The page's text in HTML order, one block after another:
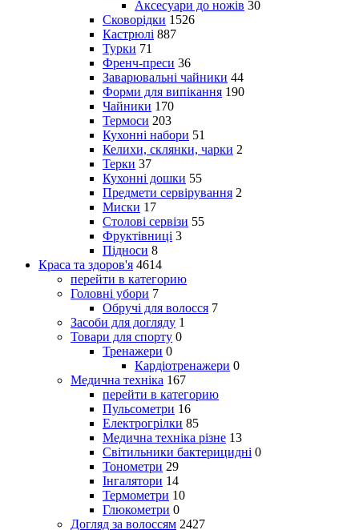
Аксесуари до ножів 30
Сковорідки 1526
Кастрюлі 887
Турки 71
Френч-преси 36
Заварювальні чайники 44
Форми для випікання 190
Чайники 170
Термоси 203
Кухонні набори 51
Келихи, склянки, чарки 2
Терки 37
Кухонні дошки 55
Предмети сервірування 2
Миски 17
Столові сервізи 55
Фруктівниці 3
Підноси 8
Краса та здоров'я 4614
перейти в категорию
Головні убори 7
Обручі для волосся 7
Засоби для догляду 1
Товари для спорту 0
Тренажери 0
Кардіотренажери 0
Медична техніка 167
перейти в категорию
Пульсометри 16
Електрогрілки 85
Медична техніка різне 13
Світильники бактерицидні 0
Тонометри 29
Інгалятори 14
Термометри 10
Глюкометри 0
Догляд за волоссям 2427